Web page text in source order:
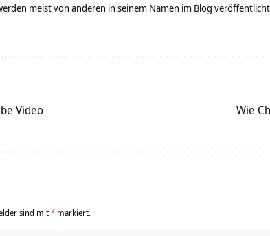
meist von anderen in seinem Namen im Blog
Video Wie
sind mit* markiert.